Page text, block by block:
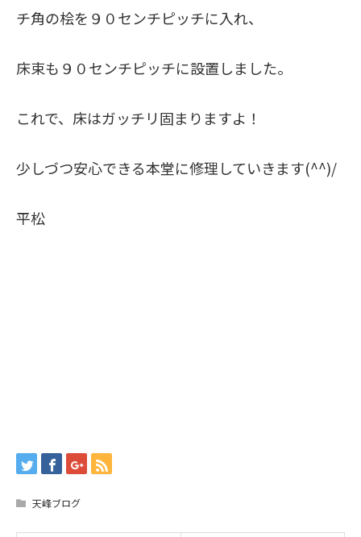
チ角の桧を９０センチピッチに入れ、
床束も９０センチピッチに設置しました。
これで、床はガッチリ固まりますよ！
少しづつ安心できる本堂に修理していきます(^^)/
平松
天峰ブログ